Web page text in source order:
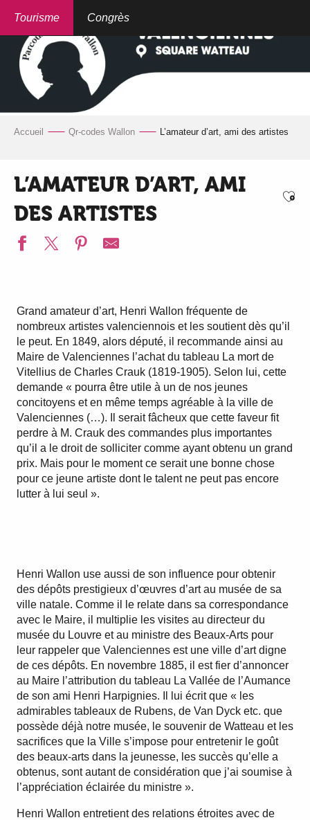
principal
Tourisme Congrès
Accueil Qr-codes Wallon L’amateur d’art, ami des artistes
L’AMATEUR D’ART, AMI
DES ARTISTES
Grand amateur d’art, Henri Wallon fréquente de
nombreux artistes valenciennois et les soutient dès qu’il
le peut. En 1849, alors député, il recommande ainsi au
Maire de Valenciennes l’achat du tableau La mort de
Vitellius de Charles Crauk (1819-1905). Selon lui, cette
demande « pourra être utile à un de nos jeunes
concitoyens et en même temps agréable à la ville de
Valenciennes (…). Il serait fâcheux que cette faveur fit
perdre à M. Crauk des commandes plus importantes
qu’il a le droit de solliciter comme ayant obtenu un grand
prix. Mais pour le moment ce serait une bonne chose
pour ce jeune artiste dont le talent ne peut pas encore
lutter à lui seul ».
Henri Wallon use aussi de son influence pour obtenir
des dépôts prestigieux d’œuvres d’art au musée de sa
ville natale. Comme il le relate dans sa correspondance
avec le Maire, il multiplie les visites au directeur du
musée du Louvre et au ministre des Beaux-Arts pour
leur rappeler que Valenciennes est une ville d’art digne
de ces dépôts. En novembre 1885, il est fier d’annoncer
au Maire l’attribution du tableau La Vallée de l’Aumance
de son ami Henri Harpignies. Il lui écrit que « les
admirables tableaux de Rubens, de Van Dyck etc. que
possède déjà notre musée, le souvenir de Watteau et les
sacrifices que la Ville s’impose pour entretenir le goût
des beaux-arts dans la jeunesse, les succès qu’elle a
obtenus, sont autant de considération que j’ai soumise à
l’appréciation éclairée du ministre ».
Henri Wallon entretient des relations étroites avec de